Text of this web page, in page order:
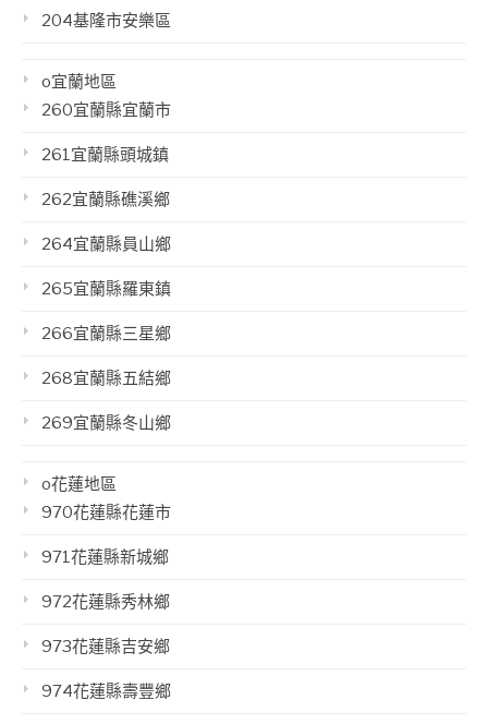
204基隆市安樂區
o宜蘭地區
260宜蘭縣宜蘭市
261宜蘭縣頭城鎮
262宜蘭縣礁溪鄉
264宜蘭縣員山鄉
265宜蘭縣羅東鎮
266宜蘭縣三星鄉
268宜蘭縣五結鄉
269宜蘭縣冬山鄉
o花蓮地區
970花蓮縣花蓮市
971花蓮縣新城鄉
972花蓮縣秀林鄉
973花蓮縣吉安鄉
974花蓮縣壽豐鄉